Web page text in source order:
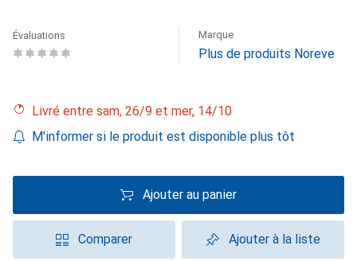
Évaluations Marque
Plus de produits Noreve
Livré entre sam, 26/9 et mer, 14/10
M'informer si le produit est disponible plus tôt
Ajouter au panier
Comparer Ajouter à la liste